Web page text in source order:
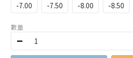
-7.00
-7.50 -8.00 -8.50
數量